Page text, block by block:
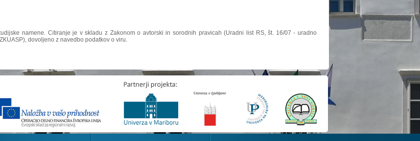
namene. Citiranje je v skladu z Zakonom o avtorski in sorodnih pravicah (Uradni list RS, št. 16/07 - uradno
dovoljeno z navedbo podatkov o viru.